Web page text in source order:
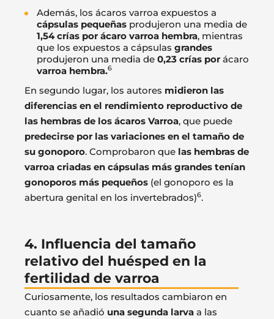
Además, los ácaros varroa expuestos a
cápsulas pequeñas produjeron una media de
1,54 crías por ácaro varroa hembra, mientras
que los expuestos a cápsulas grandes
produjeron una media de 0,23 crías por ácaro
varroa hembra.6
En segundo lugar, los autores midieron las
diferencias en el rendimiento reproductivo de
las hembras de los ácaros Varroa, que puede
predecirse por las variaciones en el tamaño de
su gonoporo. Comprobaron que las hembras de
varroa criadas en cápsulas más grandes tenían
gonoporos más pequeños (el gonoporo es la
abertura genital en los invertebrados)6.
4. Influencia del tamaño
relativo del huésped en la
fertilidad de varroa
Curiosamente, los resultados cambiaron en
cuanto se añadió una segunda larva a las